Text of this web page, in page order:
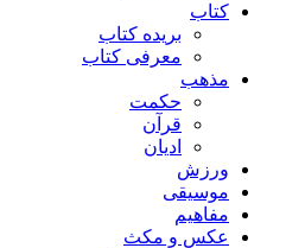
کتاب
بریده کتاب
معرفی کتاب
مذهب
حکمت
قرآن
ادیان
ورزش
موسیقی
مفاهیم
عکس و مکث